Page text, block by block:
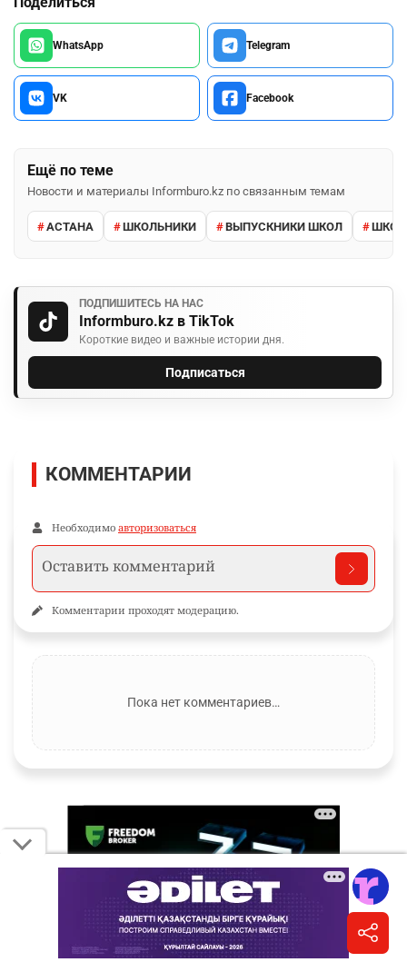
WhatsApp Telegram
VK Facebook
Ещё по теме
Новости и материалы Informburo.kz по связанным темам
АСТАНА ШКОЛЬНИКИ ВЫПУСКНИКИ ШКОЛ
ПОДПИШИТЕСЬ НА НАС
Informburo.kz в TikTok
Короткие видео и важные истории дня.
Подписаться
КОММЕНТАРИИ
Необходимо авторизоваться
Комментарии проходят модерацию.
Пока нет комментариев…